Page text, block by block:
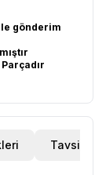
gönderim
Tavsiye Et